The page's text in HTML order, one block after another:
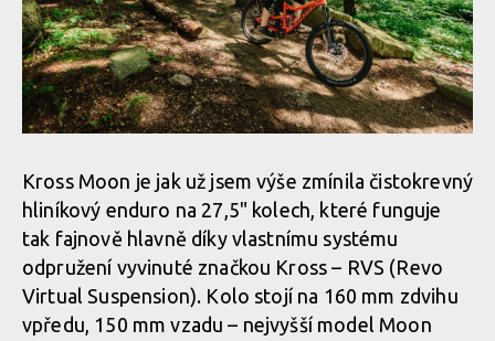
Kross Moon je jak už jsem výše zmínila čistokrevný
hliníkový enduro na 27,5" kolech, které funguje
tak fajnově hlavně díky vlastnímu systému
odpružení vyvinuté značkou Kross – RVS (Revo
Virtual Suspension). Kolo stojí na 160 mm zdvihu
vpředu, 150 mm vzadu – nejvyšší model Moon